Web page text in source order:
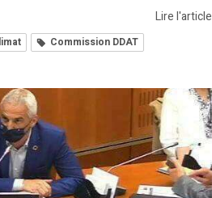
Lire l'article
Commission DDAT